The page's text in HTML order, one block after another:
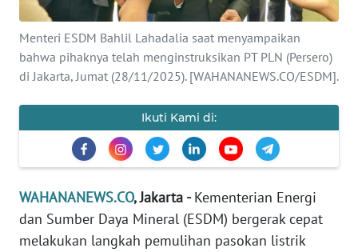
Menteri ESDM Bahlil Lahadalia saat menyampaikan
bahwa pihaknya telah menginstruksikan PT PLN (Persero)
di Jakarta, Jumat (28/11/2025). [WAHANANEWS.CO/ESDM].
Ikuti Kami di:
WAHANANEWS.CO, Jakarta -Kementerian Energi
dan Sumber Daya Mineral (ESDM) bergerak cepat
melakukan langkah pemulihan pasokan listrik
PENDIDIKAN
OLAHRAGA
EDITORIAL
INDEKS
BERITA